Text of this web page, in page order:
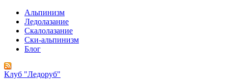
Альпинизм
Ледолазание
Скалолазание
Ски-альпинизм
Блог
Клуб "Ледоруб"